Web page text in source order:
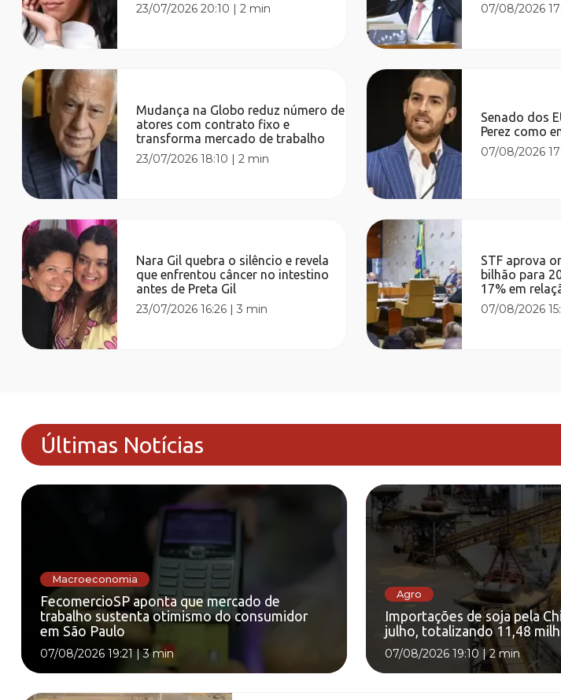
23/07/2026 20:10 |2 min
Mudança na Globo reduz número de
atores com contrato fixo e
transforma mercado de trabalho
23/07/2026 18:10 |2 min
Nara Gil quebra o silêncio e revela
que enfrentou câncer no intestino
antes de Preta Gil
23/07/2026 16:26 |3 min
07/08/2026
Senado dos
Perez como
07/08/2026
STF aprova
bilhão para
17% em
07/08/2026
Últimas Notícias
Macroeconomia
FecomercioSP aponta que mercado de
trabalho sustenta otimismo do consumidor
em São Paulo
07/08/2026 19:21 |3 min
Agro
Importações de soja pela
julho, totalizando 11,48
07/08/2026 19:10 |2 min